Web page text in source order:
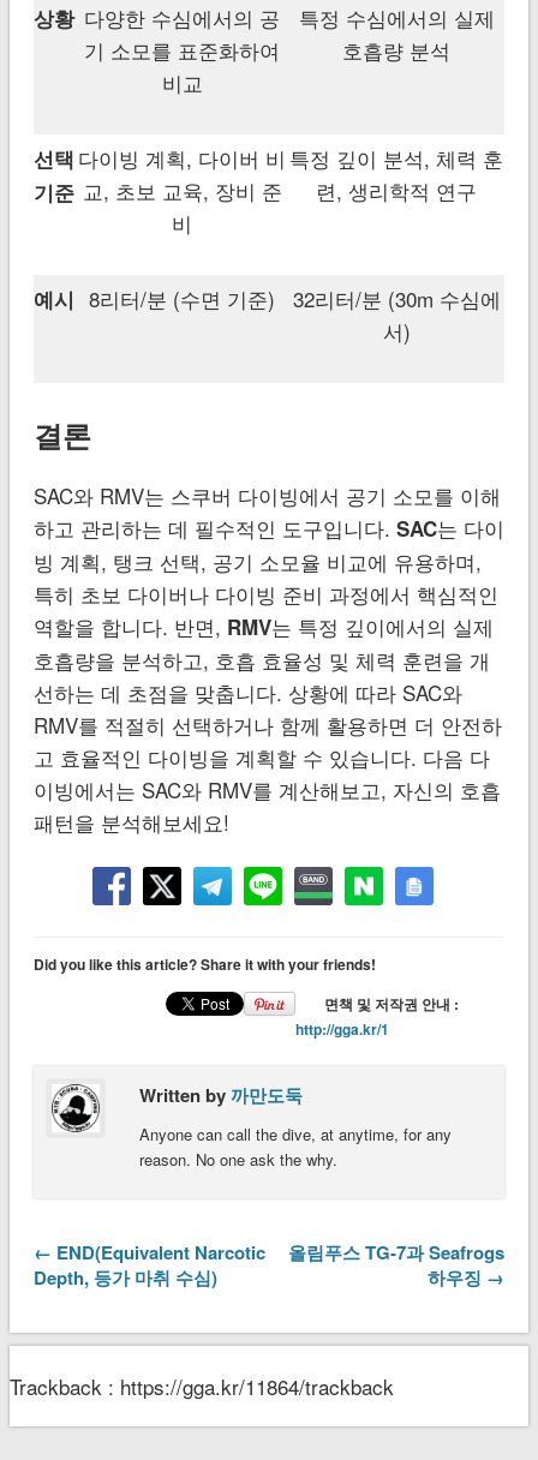
상황 다양한 수심에서의 공
기 소모를 표준화하여
비교
특정 수심에서의 실제
호흡량 분석
선택
기준
다이빙 계획, 다이버 비
교, 초보 교육, 장비 준
비
특정 깊이 분석, 체력 훈
련, 생리학적 연구
예시 8리터/분 (수면 기준)
32리터/분 (30m 수심에
서)
결론
SAC와 RMV는 스쿠버 다이빙에서 공기 소모를 이해
하고 관리하는 데 필수적인 도구입니다. SAC는 다이
빙 계획, 탱크 선택, 공기 소모율 비교에 유용하며,
특히 초보 다이버나 다이빙 준비 과정에서 핵심적인
역할을 합니다. 반면, RMV는 특정 깊이에서의 실제
호흡량을 분석하고, 호흡 효율성 및 체력 훈련을 개
선하는 데 초점을 맞춥니다. 상황에 따라 SAC와
RMV를 적절히 선택하거나 함께 활용하면 더 안전하
고 효율적인 다이빙을 계획할 수 있습니다. 다음 다
이빙에서는 SAC와 RMV를 계산해보고, 자신의 호흡
패턴을 분석해보세요!
Did you like this article? Share it with your friends!
면책 및 저작권 안내 :
http://gga.kr/1
Written by까만도둑
Anyone can call the dive, at anytime, for any
reason. No one ask the why.
← END(Equivalent Narcotic
Depth, 등가 마취 수심)
올림푸스 TG-7과 Seafrogs
하우징 →
Trackback : https://gga.kr/11864/trackback